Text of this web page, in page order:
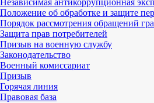
Положение об обработке и защите
Порядок рассмотрения обращений
Защита прав потребителей
Призыв на военную службу
Законодательство
Военный комиссариат
Призыв
Горячая линия
Правовая база